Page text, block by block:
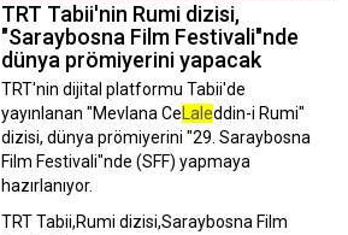
TRT Tabii'nin Rumi dizisi,
"Saraybosna Film Festivali"nde
dünya prömiyerini yapacak
TRT'nin dijital platformu Tabii'de
yayınlanan "Mevlana Ce Laleddin-i Rumi"
dizisi, dünya prömiyerini "29. Saraybosna
Film Festivali"nde (SFF) yapmaya
hazırlanıyor.
TRT Tabii,Rumi dizisi,Saraybosna Film